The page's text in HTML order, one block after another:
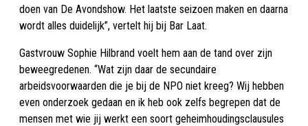
doen van De Avondshow. Het laatste seizoen maken en daarna
wordt alles duidelijk”, vertelt hij bij Bar Laat.
Gastvrouw Sophie Hilbrand voelt hem aan de tand over zijn
beweegredenen. “Wat zijn daar de secundaire
arbeidsvoorwaarden die je bij de NPO niet kreeg? Wij hebben
even onderzoek gedaan en ik heb ook zelfs begrepen dat de
mensen met wie jij werkt een soort geheimhoudingsclausules